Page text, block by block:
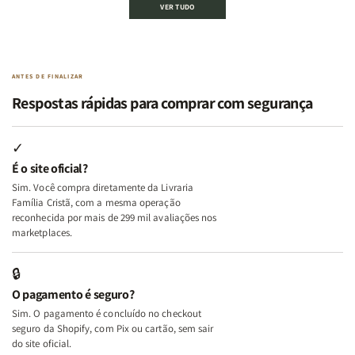
|
Minhas
Lutas
e
Deus
+
A
Mulher
Lar
Edificando
Eu,
Minhas
Lutas
+
A
Lar
Mulher
Segundo
Mulher
Segundo
VER TUDO
ANTES DE FINALIZAR
Respostas rápidas para comprar com segurança
✓
É o site oficial?
Sim. Você compra diretamente da Livraria
Família Cristã, com a mesma operação
reconhecida por mais de 299 mil avaliações nos
marketplaces.
🔒
O pagamento é seguro?
Sim. O pagamento é concluído no checkout
seguro da Shopify, com Pix ou cartão, sem sair
do site oficial.